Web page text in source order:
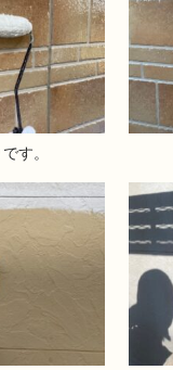
す。